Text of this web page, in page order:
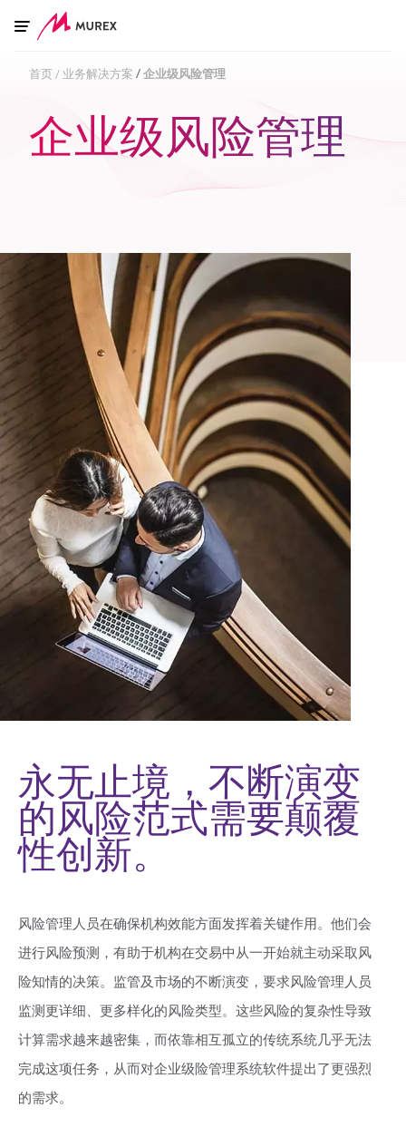
首页 业务解决方案 企业级风险管理
企业级风险管理
永无止境，不断演变
的风险范式需要颠覆
性创新。
风险管理人员在确保机构效能方面发挥着关键作用。他们会
进行风险预测，有助于机构在交易中从一开始就主动采取风
险知情的决策。监管及市场的不断演变，要求风险管理人员
监测更详细、更多样化的风险类型。这些风险的复杂性导致
计算需求越来越密集，而依靠相互孤立的传统系统几乎无法
完成这项任务，从而对企业级险管理系统软件提出了更强烈
的需求。